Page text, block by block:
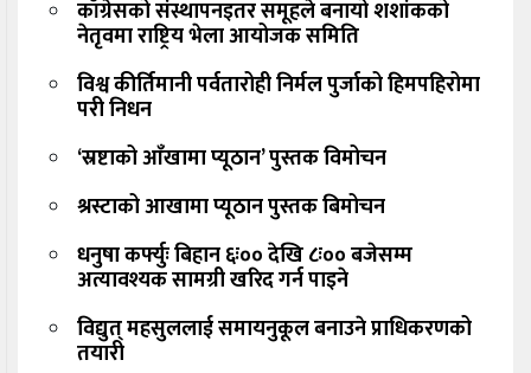
काँग्रेसको संस्थापनइतर समूहले बनायो शशांकको
नेतृवमा राष्ट्रिय भेला आयोजक समिति
विश्व कीर्तिमानी पर्वतारोही निर्मल पुर्जाको हिमपहिरोमा
परी निधन
‘स्रष्टाको आँखामा प्यूठान’ पुस्तक विमोचन
श्रस्टाको आखामा प्यूठान पुस्तक बिमोचन
धनुषा कर्फ्युः बिहान ६ः०० देखि ८ः०० बजेसम्म
अत्यावश्यक सामग्री खरिद गर्न पाइने
विद्युत् महसुललाई समायनुकूल बनाउने प्राधिकरणको
तयारी